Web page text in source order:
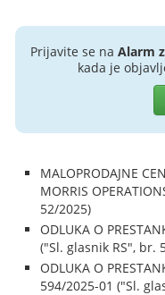
Prijavite se na Alarm
kada je
MALOPRODAJNE
MORRIS
52/2025)
ODLUKA O
("Sl. glasnik RS", br.
ODLUKA O
594/2025-01 ("Sl.